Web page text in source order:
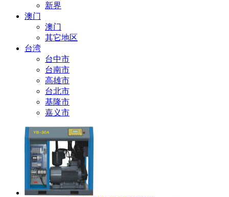
新界
澳门
澳门
其它地区
台湾
台中市
台南市
高雄市
台北市
基隆市
嘉义市